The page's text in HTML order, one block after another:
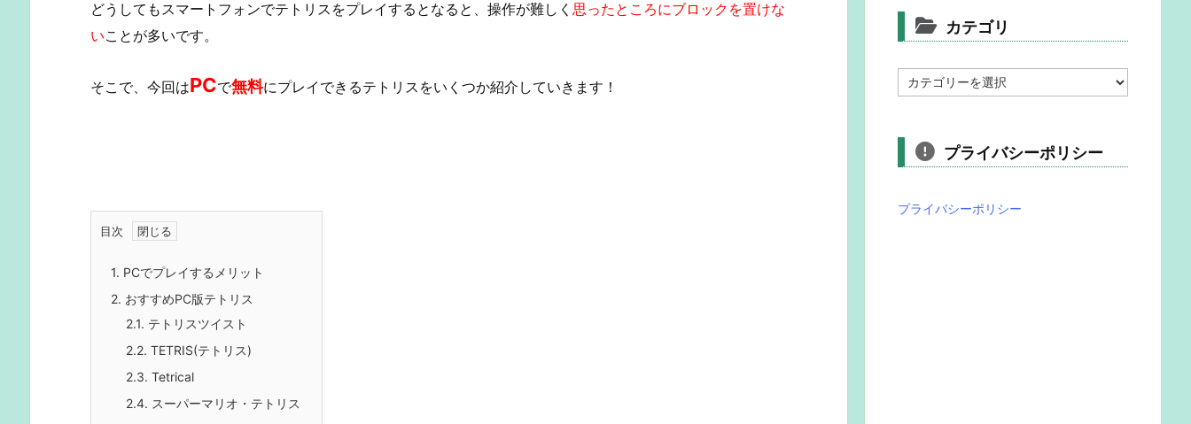
どうしてもスマートフォンでテトリスをプレイするとなると、操作が難しく 思ったところにブロックを置けな
いことが多いです。
そこで、今回はPCで無料にプレイできるテトリスをいくつか紹介していきます！
目次
1. PCでプレイするメリット
2. おすすめPC版テトリス
2.1. テトリスツイスト
2.2. TETRIS(テトリス)
2.3. Tetrical
2.4. スーパーマリオ・テトリス
カテゴリ
テ
プライバシーポリシー
プライバシーポリシー